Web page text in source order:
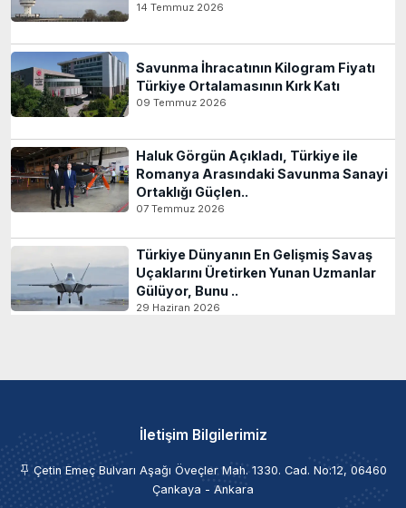
14 Temmuz 2026
Savunma İhracatının Kilogram Fiyatı
Türkiye Ortalamasının Kırk Katı
09 Temmuz 2026
Haluk Görgün Açıkladı, Türkiye ile
Romanya Arasındaki Savunma Sanayi
Ortaklığı Güçlen..
07 Temmuz 2026
Türkiye Dünyanın En Gelişmiş Savaş
Uçaklarını Üretirken Yunan Uzmanlar
Gülüyor, Bunu ..
29 Haziran 2026
İletişim Bilgilerimiz
Çetin Emeç Bulvarı Aşağı Öveçler Mah. 1330. Cad. No:12, 06460
Çankaya - Ankara